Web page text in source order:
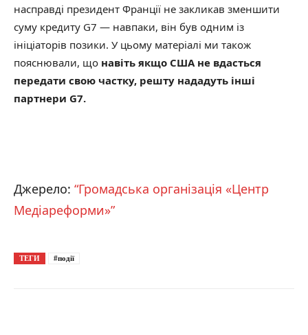
насправді президент Франції не закликав зменшити
суму кредиту G7 — навпаки, він був одним із
ініціаторів позики. У цьому матеріалі ми також
пояснювали, що навіть якщо США не вдасться
передати свою частку, решту нададуть інші
партнери G7.
Джерело: “Громадська організація «Центр
Медіареформи»”
ТЕГИ #події